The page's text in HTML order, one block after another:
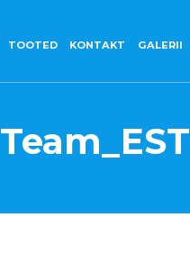
TOOTED KONTAKT GALERII
Team_EST